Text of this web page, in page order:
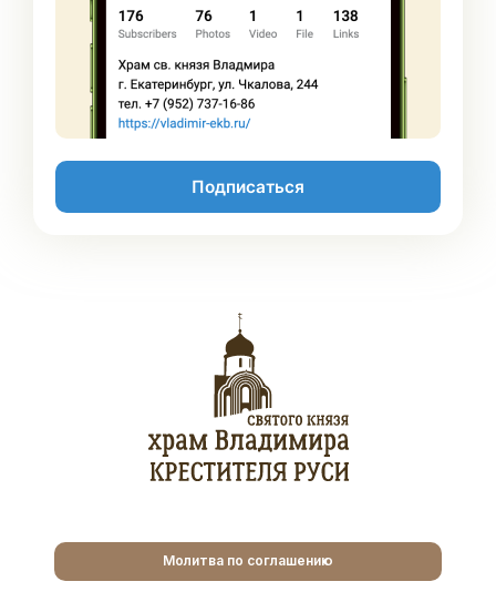
Подписаться
Молитва по соглашению